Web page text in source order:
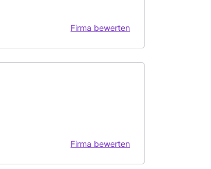
Firma bewerten
Firma bewerten